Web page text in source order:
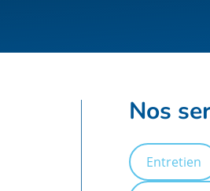
Nos
Entretien